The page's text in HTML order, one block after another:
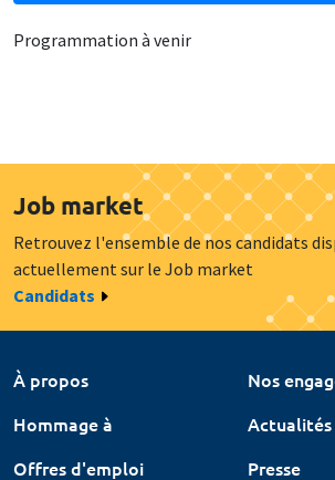
Programmation à venir
Job market
Retrouvez l'ensemble de nos candidats
actuellement sur le Job market
Candidats
À propos
Nos
Hommage à
Actualités
Offres d'emploi
Presse